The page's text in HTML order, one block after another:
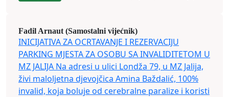
Fadil Arnaut (Samostalni vijećnik)
INICIJATIVA ZA OCRTAVANJE I REZERVACIJU
PARKING MJESTA ZA OSOBU SA INVALIDITETOM U
MZ JALIJA Na adresi u ulici Londža 79, u MZ Jalija,
živi maloljetna djevojčica Amina Baždalić, 100%
invalid, koja boluje od cerebralne paralize i koristi